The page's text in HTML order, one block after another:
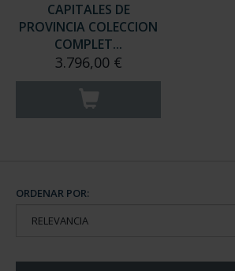
CAPITALES DE
PROVINCIA COLECCION
COMPLET...
3.796,00 €
ORDENAR POR: